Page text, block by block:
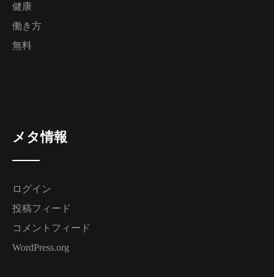
健康
働き方
無料
メタ情報
ログイン
投稿フィード
コメントフィード
WordPress.org